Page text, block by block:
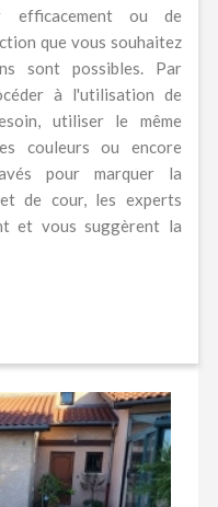
efficacement ou de
que vous souhaitez
sont possibles. Par
à l'utilisation de
utiliser le même
couleurs ou encore
pour marquer la
de cour, les experts
et vous suggèrent la